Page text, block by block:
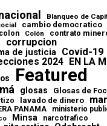
Blanqueo de
cambio democratico
colon Colón contrato
corrupcion
de justicia Covid-19
2024 EN LA
Featured
glosas Glosas de
lavado de dinero
PANAMA ministerio
Minsa
narcotrafico